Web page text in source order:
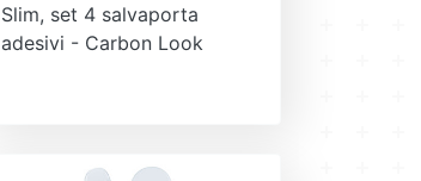
Slim, set 4 salvaporta
adesivi - Carbon Look